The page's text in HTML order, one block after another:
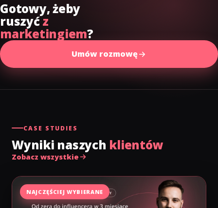
Gotowy, żeby
ruszyćz
marketingiem?
Umów rozmowę
CASE STUDIES
Wyniki naszych klientów
Zobacz wszystkie
NAJCZĘŚCIEJ WYBIERANE